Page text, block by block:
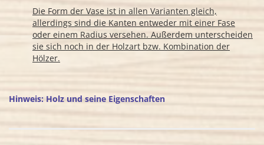
Die Form der Vase ist in allen Varianten gleich,
allerdings sind die Kanten entweder mit einer Fase
oder einem Radius versehen. Außerdem unterscheiden
sie sich noch in der Holzart bzw. Kombination der
Hölzer.
Hinweis: Holz und seine Eigenschaften